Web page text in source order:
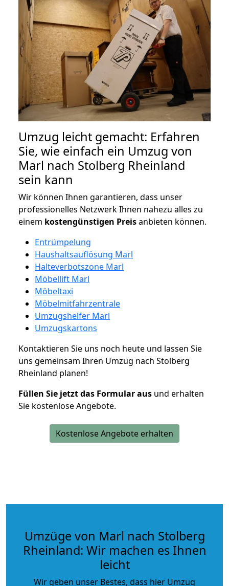
Umzug leicht gemacht: Erfahren
Sie, wie einfach ein Umzug von
Marl nach Stolberg Rheinland
sein kann
Wir können Ihnen garantieren, dass unser
professionelles Netzwerk Ihnen nahezu alles zu
einem kostengünstigen Preisanbieten können.
Entrümpelung
Haushaltsauflösung Marl
Halteverbotszone Marl
Möbellift Marl
Möbeltaxi
Möbelmitfahrzentrale
Umzugshelfer Marl
Umzugskartons
Kontaktieren Sie uns noch heute und lassen Sie
uns gemeinsam Ihren Umzug nach Stolberg
Rheinland planen!
Füllen Sie jetzt das Formular aus und erhalten
Sie kostenlose Angebote.
Kostenlose Angebote erhalten
Umzüge von Marl nach Stolberg
Rheinland: Wir machen es Ihnen
leicht
Wir geben unser Bestes, dass hier Umzug